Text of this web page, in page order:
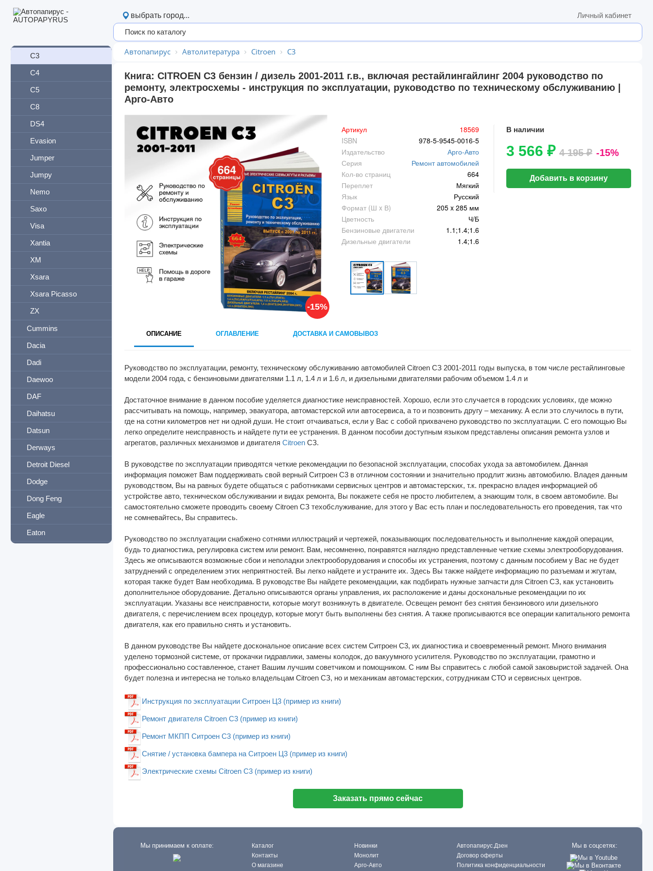
C2
C3
C4
C5
C8
DS4
Evasion
Jumper
Jumpy
Nemo
Saxo
Visa
Xantia
XM
Xsara
Xsara Picasso
ZX
Cummins
Dacia
Dadi
Daewoo
DAF
Daihatsu
Datsun
Derways
Detroit Diesel
Dodge
Dong Feng
Eagle
Eaton
выбрать город... Личный кабинет
Автопапирус Автолитература Citroen C3
Книга: CITROEN C3 бензин / дизель 2001-2011 г.в., включая рестайлингайлинг 2004 руководство по
ремонту, электросхемы - инструкция по эксплуатации, руководство по техническому обслуживанию |
Арго-Авто
-15%
Артикул
18569
ISBN
978-5-9545-0016-5
Издательство
Арго-Авто
Серия
Ремонт автомобилей
Кол-во страниц
664
Переплет
Мягкий
Язык
Русский
Формат (Ш x В)
205 x 285 мм
Цветность
Ч/Б
Бензиновые двигатели
1.1;1.4;1.6
Дизельные двигатели
1.4;1.6
В наличии
3 566 ₽4 195 ₽ -15%
Добавить в корзину
ОПИСАНИЕ ОГЛАВЛЕНИЕ ДОСТАВКА И САМОВЫВОЗ
Руководство по эксплуатации, ремонту, техническому обслуживанию автомобилей Сitroen СЗ 2001-2011 годы выпуска, в том числе рестайлинговые
модели 2004 года, с бензиновыми двигателями 1.1 л, 1.4 л и 1.6 л, и дизельными двигателями рабочим объемом 1.4 л и
Достаточное внимание в данном пособие уделяется диагностике неисправностей. Хорошо, если это случается в городских условиях, где можно
рассчитывать на помощь, например, эвакуатора, автомастерской или автосервиса, а то и позвонить другу – механику. А если это случилось в пути,
где на сотни километров нет ни одной души. Не стоит отчаиваться, если у Вас с собой прихвачено руководство по эксплуатации. С его помощью Вы
легко определите неисправность и найдете пути ее устранения. В данном пособии доступным языком представлены описания ремонта узлов и
агрегатов, различных механизмов и двигателя Сitroen СЗ.
В руководстве по эксплуатации приводятся четкие рекомендации по безопасной эксплуатации, способах ухода за автомобилем. Данная
информация поможет Вам поддерживать свой верный Ситроен C3 в отличном состоянии и значительно продлит жизнь автомобилю. Владея данным
руководством, Вы на равных будете общаться с работниками сервисных центров и автомастерских, т.к. прекрасно владея информацией об
устройстве авто, техническом обслуживании и видах ремонта, Вы покажете себя не просто любителем, а знающим толк, в своем автомобиле. Вы
самостоятельно сможете проводить своему Citroen СЗ техобслуживание, для этого у Вас есть план и последовательность его проведения, так что
не сомневайтесь, Вы справитесь.
Руководство по эксплуатации снабжено сотнями иллюстраций и чертежей, показывающих последовательность и выполнение каждой операции,
будь то диагностика, регулировка систем или ремонт. Вам, несомненно, понравятся наглядно представленные четкие схемы электрооборудования.
Здесь же описываются возможные сбои и неполадки электрооборудования и способы их устранения, поэтому с данным пособием у Вас не будет
затруднений с определением этих неприятностей. Вы легко найдете и устраните их. Здесь Вы также найдете информацию по разъемам и жгутам,
которая также будет Вам необходима. В руководстве Вы найдете рекомендации, как подбирать нужные запчасти для Citroen СЗ, как установить
дополнительное оборудование. Детально описываются органы управления, их расположение и даны доскональные рекомендации по их
эксплуатации. Указаны все неисправности, которые могут возникнуть в двигателе. Освещен ремонт без снятия бензинового или дизельного
двигателя, с перечислением всех процедур, которые могут быть выполнены без снятия. А также прописываются все операции капитального ремонта
двигателя, как его правильно снять и установить.
В данном руководстве Вы найдете доскональное описание всех систем Ситроен C3, их диагностика и своевременный ремонт. Много внимания
уделено тормозной системе, от прокачки гидравлики, замены колодок, до вакуумного усилителя. Руководство по эксплуатации, грамотно и
профессионально составленное, станет Вашим лучшим советчиком и помощником. С ним Вы справитесь с любой самой заковыристой задачей. Она
будет полезна и интересна не только владельцам Citroen СЗ, но и механикам автомастерских, сотрудникам СТО и сервисных центров.
Инструкция по эксплуатации Ситроен Ц3 (пример из книги)
Ремонт двигателя Citroen C3 (пример из книги)
Ремонт МКПП Ситроен C3 (пример из книги)
Снятие / установка бампера на Ситроен Ц3 (пример из книги)
Электрические схемы Citroen C3 (пример из книги)
Заказать прямо сейчас
Мы принимаем к оплате:
Каталог
Контакты
О магазине
Новинки
Монолит
Арго-Авто
Автопапирус.Дзен
Договор оферты
Политика конфиденциальности
Мы в соцсетях: